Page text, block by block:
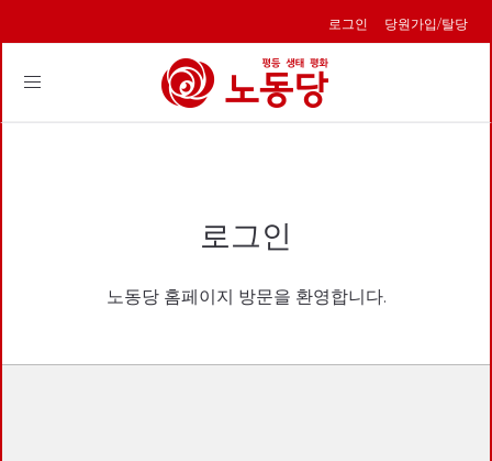
로그인 당원가입/탈당
Toggle
로그인
노동당 홈페이지 방문을 환영합니다.